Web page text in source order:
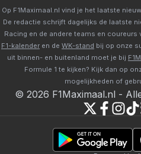
Op F1Maximaal.nl vind je het laatste
De redactie schrijft dagelijks de laatste
Racing en de andere teams en coureurs
F1-kalender en de WK-stand bij op onze
uit binnen- en buitenland moet je bij
Formule 1 te kijken? Kijk dan op
mogelijkheden of
© 2026 F1Maximaal.nl -